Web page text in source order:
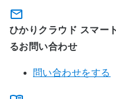
ひかりクラウド スマー
るお問い合わせ
問い合わせをする